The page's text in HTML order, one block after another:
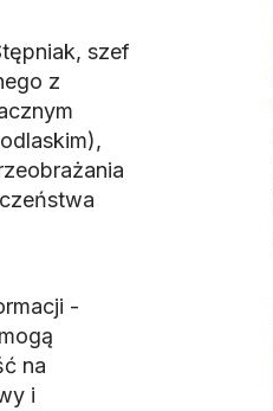
szef
z
-
na
i